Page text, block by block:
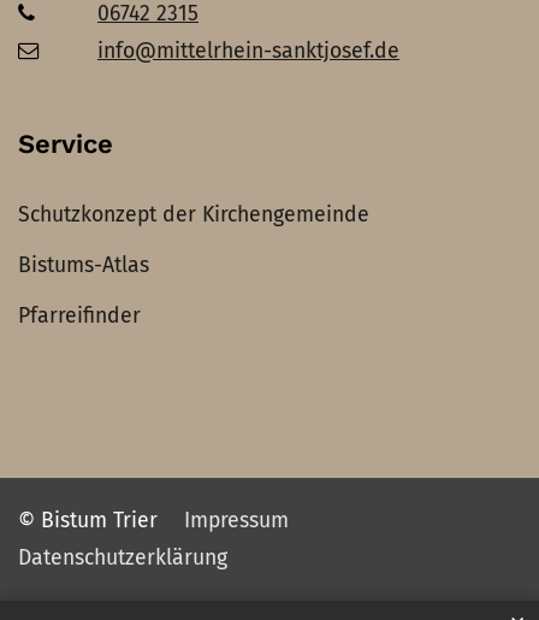
06742 2315
info@mittelrhein-sanktjosef.de
Service
Schutzkonzept der Kirchengemeinde
Bistums-Atlas
Pfarreifinder
© Bistum Trier
Impressum
Datenschutzerklärung